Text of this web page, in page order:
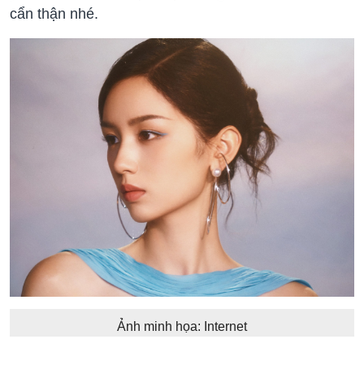
cẩn thận nhé.
Ảnh minh họa: Internet